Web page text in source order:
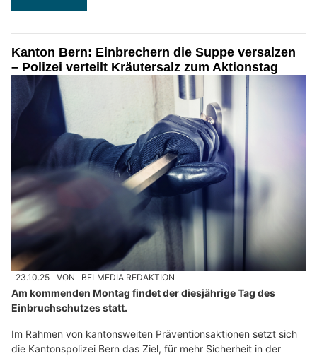
Kanton Bern: Einbrechern die Suppe versalzen
– Polizei verteilt Kräutersalz zum Aktionstag
23.10.25 VON BELMEDIA REDAKTION
Am kommenden Montag findet der diesjährige Tag des
Einbruchschutzes statt.
Im Rahmen von kantonsweiten Präventionsaktionen setzt sich
die Kantonspolizei Bern das Ziel, für mehr Sicherheit in der